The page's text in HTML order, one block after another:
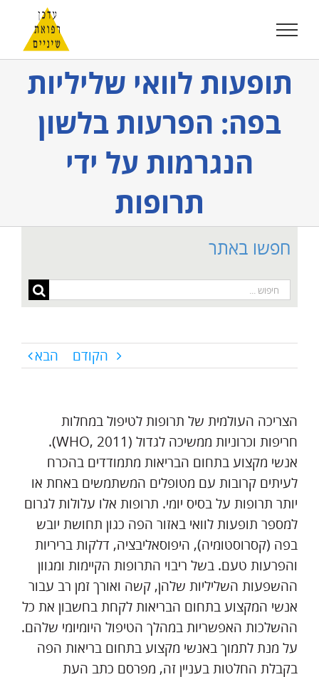
לתוכן
תופעות לוואי שליליות
בפה: הפרעות בלשון
הנגרמות על ידי
תרופות
הקודם הבא
הצריכה העולמית של תרופות לטיפול במחלות
חריפות וכרוניות ממשיכה לגדול (WHO, 2011).
אנשי מקצוע בתחום הבריאות מתמודדים בהכרח
לעיתים קרובות עם מטופלים המשתמשים באחת או
יותר תרופות על בסיס יומי. תרופות אלו עלולות לגרום
למספר תופעות לוואי באזור הפה כגון תחושת יובש
בפה (קסרוסטומיה), היפוסאליבציה, דלקות בריריות
והפרעות טעם. בשל ריבוי התרופות הקיימות ומגוון
ההשפעות השליליות שלהן, קשה ואורך זמן רב עבור
אנשי המקצוע בתחום הבריאות לקחת בחשבון את כל
ההשלכות האפשריות במהלך הטיפול היומיומי שלהם.
על מנת לתמוך באנשי מקצוע בתחום בריאות הפה
בקבלת החלטות בעניין זה, מפרסם כתב העת
חפשו באתר
חיפוש...